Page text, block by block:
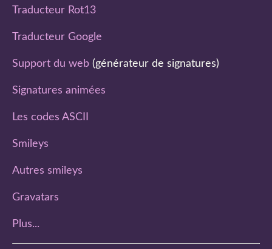
Traducteur Rot13
Traducteur Google
Support du web (générateur de signatures)
Signatures animées
Les codes ASCII
Smileys
Autres smileys
Gravatars
Plus...